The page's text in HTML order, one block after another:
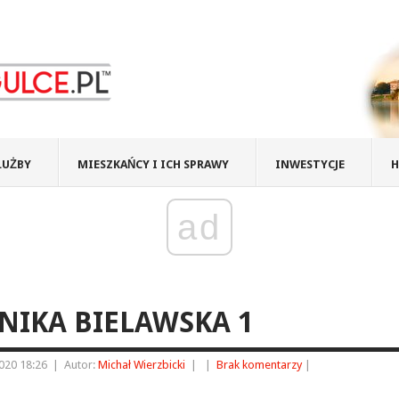
MIESZKAŃCY I ICH SPRAWY INWESTYCJE
ad
BIELAWSKA 1
18:26 Autor: Michał Wierzbicki Brak komentarzy